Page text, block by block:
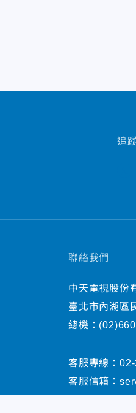
追
聯絡我們
中天電視股份
臺北市內湖區
總機：
客服專線：
客服信箱：